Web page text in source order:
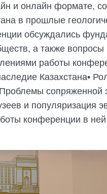
и онлайн формате,
в прошлые
обсуждались
а также
работы
Казахстана•
и популяризация
конференции в